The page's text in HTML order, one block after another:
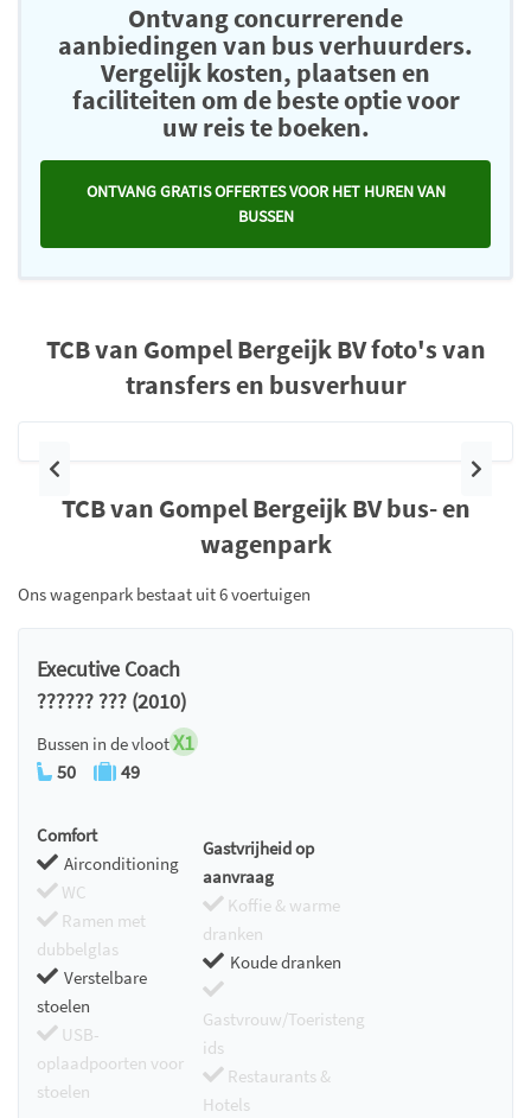
Ontvang concurrerende
aanbiedingen van bus verhuurders.
Vergelijk kosten, plaatsen en
faciliteiten om de beste optie voor
uw reis te boeken.
ONTVANG GRATIS OFFERTES VOOR HET HUREN VAN
BUSSEN
TCB van Gompel Bergeijk BV foto's van
transfers en busverhuur
Vorige
TCB van Gompel Bergeijk BV bus- en
wagenpark
Ons wagenpark bestaat uit 6 voertuigen
Executive Coach
?????? ??? (2010)
Bussen in de vlootX1
50 49
Comfort
Airconditioning
WC
Ramen met
dubbelglas
Verstelbare
stoelen
USB-
oplaadpoorten voor
stoelen
Gastvrijheid op
aanvraag
Koffie & warme
dranken
Koude dranken
Gastvrouw/Toeristeng
ids
Restaurants &
Hotels